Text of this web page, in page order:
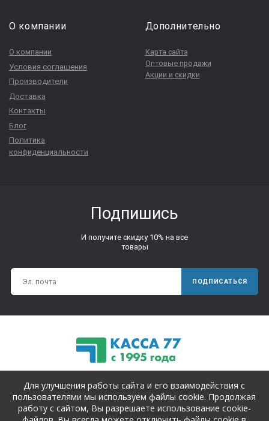
О компании
О компании
Условия соглашения
Производители
Доставка
Контакты
Блог
Политика
конфиденциальности
Дополнительно
Карта сайта
Оптовые продажи
Акции и скидки
Подпишись
И получите скидку 10% на все
товары
ПОДПИСАТЬСЯ
© Copyright 1995-2025. Все права защищены.
Магазин для магазинов.
Для улучшения работы сайта и его взаимодействия с
пользователями мы используем файлы cookie. Продолжая
работу с сайтом, Вы разрешаете использование cookie-